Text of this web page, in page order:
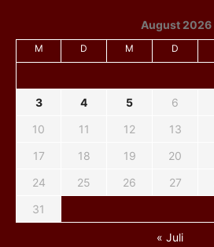
August 2026
M D M D
3
4 5 6
10
11 12 13
17
18 19 20
24
25 26 27
31
« Juli